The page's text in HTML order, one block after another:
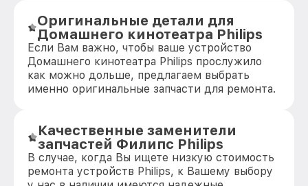
Оригинальные детали для
Домашнего кинотеатра Philips
Если Вам важно, чтобы ваше устройство
Домашнего кинотеатра Philips прослужило
как можно дольше, предлагаем выбрать
именно оригинальные запчасти для ремонта.
Качественные заменители
запчастей Филипс Philips
В случае, когда Вы ищете низкую стоимость
ремонта устройств Philips, к Вашему выбору